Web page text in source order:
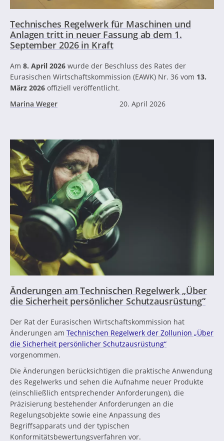
Technisches Regelwerk für Maschinen und
Anlagen tritt in neuer Fassung ab dem 1.
September 2026 in Kraft
Am 8. April 2026 wurde der Beschluss des Rates der
Eurasischen Wirtschaftskommission (EAWK) Nr. 36 vom 13.
März 2026 offiziell veröffentlicht.
Marina Weger
20. April 2026
Änderungen am Technischen Regelwerk „Über
die Sicherheit persönlicher Schutzausrüstung“
Der Rat der Eurasischen Wirtschaftskommission hat
Änderungen am Technischen Regelwerk der Zollunion „Über
die Sicherheit persönlicher Schutzausrüstung“
vorgenommen.
Die Änderungen berücksichtigen die praktische Anwendung
des Regelwerks und sehen die Aufnahme neuer Produkte
(einschließlich entsprechender Anforderungen), die
Präzisierung bestehender Anforderungen an die
Regelungsobjekte sowie eine Anpassung des
Begriffsapparats und der typischen
Konformitätsbewertungsverfahren vor.